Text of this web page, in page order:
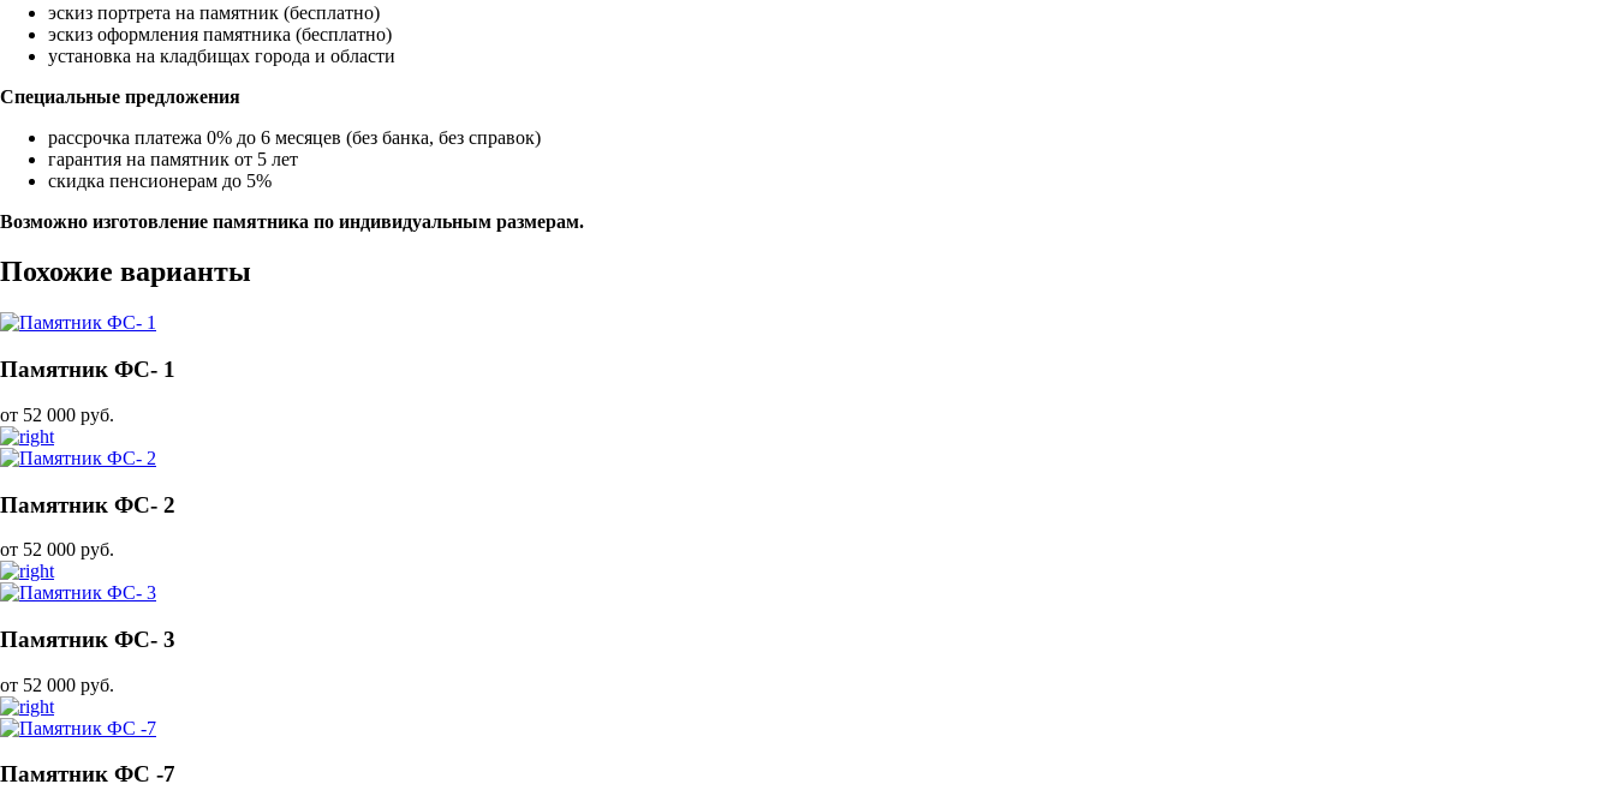
эскиз портрета на памятник (бесплатно)
эскиз оформления памятника (бесплатно)
установка на кладбищах города и области
Специальные предложения
рассрочка платежа 0% до 6 месяцев (без банка, без справок)
гарантия на памятник от 5 лет
скидка пенсионерам до 5%
Возможно изготовление памятника по индивидуальным размерам.
Похожие варианты
Памятник ФС- 1
от 52 000 руб.
Памятник ФС- 2
от 52 000 руб.
Памятник ФС- 3
от 52 000 руб.
Памятник ФС -7